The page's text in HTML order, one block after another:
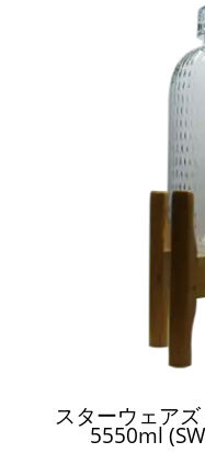
スターウェア
5550ml